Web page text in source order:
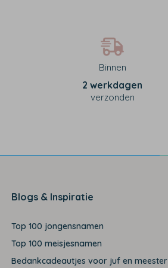
Binnen
2 werkdagen
verzonden
Blogs & Inspiratie
Top 100 jongensnamen
Top 100 meisjesnamen
Bedankcadeautjes voor juf en meester